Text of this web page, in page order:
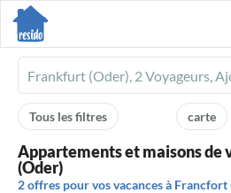
Ferienhausmiete
logo
carte
Tous les filtres
Appartements et maisons de
(Oder)
2 offres pour vos vacances à Francfort